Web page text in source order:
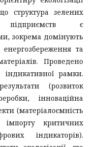
структура зелених
підприємств є
зокрема домінують
енергозбереження та
Проведено
індикативної рамки.
(розвиток
інноваційна
(матеріалоємність
імпорту критичних
індикаторів).